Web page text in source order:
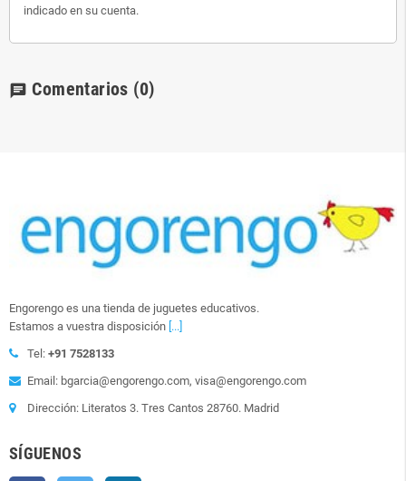
indicado en su cuenta.
chat Comentarios (0)
Engorengo es una tienda de juguetes educativos.
Estamos a vuestra disposición [...]
Tel: +91 7528133
Email: bgarcia@engorengo.com, visa@engorengo.com
Dirección: Literatos 3. Tres Cantos 28760. Madrid
SÍGUENOS